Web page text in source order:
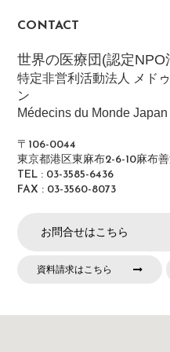
CONTACT
世界の医療団(認定NPO
特定非営利活動法人 メド
ン
Médecins du Monde Japan
〒106-0044
東京都港区東麻布2-6-10麻布
TEL : 03-3585-6436
FAX : 03-3560-8073
お問合せはこちら
資料請求はこちら